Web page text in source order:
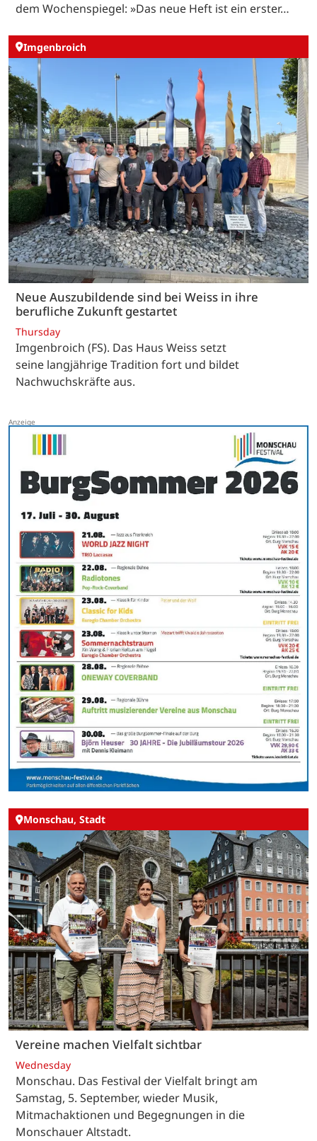
dem Wochenspiegel: »Das neue Heft ist ein erster…
Imgenbroich
Neue Auszubildende sind bei Weiss in ihre
berufliche Zukunft gestartet
Thursday
Imgenbroich (FS). Das Haus Weiss setzt
seine langjährige Tradition fort und bildet
Nachwuchskräfte aus.
Monschau, Stadt
Vereine machen Vielfalt sichtbar
Wednesday
Monschau. Das Festival der Vielfalt bringt am
Samstag, 5. September, wieder Musik,
Mitmachaktionen und Begegnungen in die
Monschauer Altstadt.